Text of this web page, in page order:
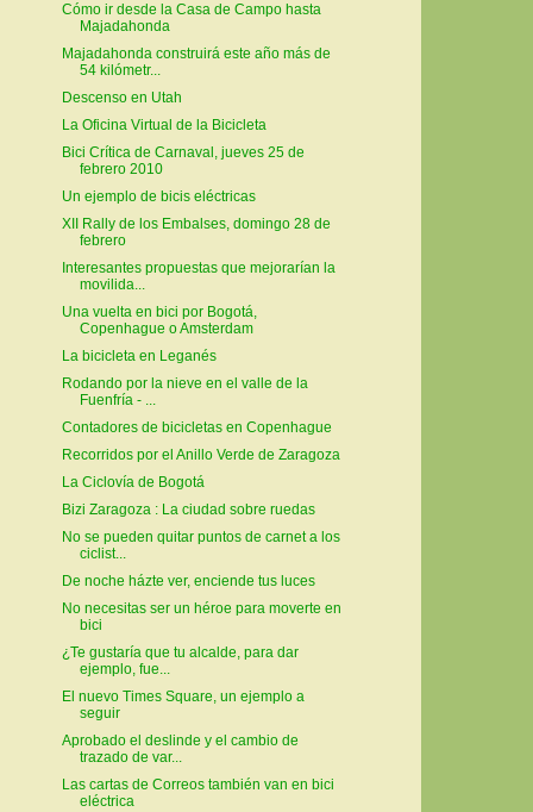
Cómo ir desde la Casa de Campo hasta
Majadahonda
Majadahonda construirá este año más de
54 kilómetr...
Descenso en Utah
La Oficina Virtual de la Bicicleta
Bici Crítica de Carnaval, jueves 25 de
febrero 2010
Un ejemplo de bicis eléctricas
XII Rally de los Embalses, domingo 28 de
febrero
Interesantes propuestas que mejorarían la
movilida...
Una vuelta en bici por Bogotá,
Copenhague o Amsterdam
La bicicleta en Leganés
Rodando por la nieve en el valle de la
Fuenfría - ...
Contadores de bicicletas en Copenhague
Recorridos por el Anillo Verde de Zaragoza
La Ciclovía de Bogotá
Bizi Zaragoza : La ciudad sobre ruedas
No se pueden quitar puntos de carnet a los
ciclist...
De noche házte ver, enciende tus luces
No necesitas ser un héroe para moverte en
bici
¿Te gustaría que tu alcalde, para dar
ejemplo, fue...
El nuevo Times Square, un ejemplo a
seguir
Aprobado el deslinde y el cambio de
trazado de var...
Las cartas de Correos también van en bici
eléctrica